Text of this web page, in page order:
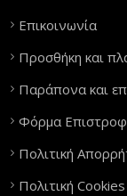
Επικοινωνία
Προσθήκη και
Παράπονα και
Φόρμα
Πολιτική
Πολιτική Cookies